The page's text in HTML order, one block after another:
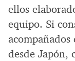
ellos
equipo. Si
desde Japón,